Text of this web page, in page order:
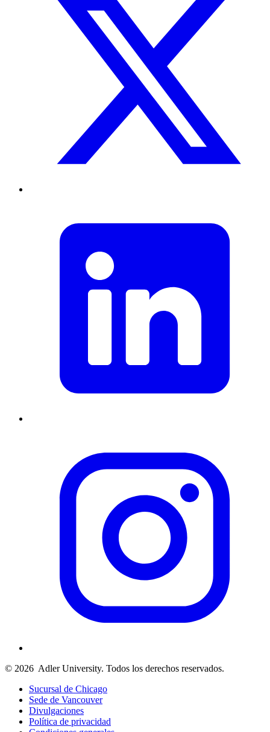
© 2026 Adler University. Todos los derechos reservados.
Sucursal de Chicago
Sede de Vancouver
Divulgaciones
Política de privacidad